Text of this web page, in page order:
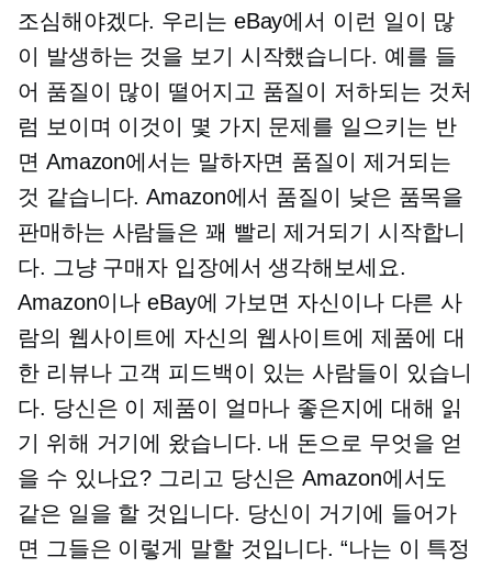
조심해야겠다. 우리는 eBay에서 이런 일이 많
이 발생하는 것을 보기 시작했습니다. 예를 들
어 품질이 많이 떨어지고 품질이 저하되는 것처
럼 보이며 이것이 몇 가지 문제를 일으키는 반
면 Amazon에서는 말하자면 품질이 제거되는
것 같습니다. Amazon에서 품질이 낮은 품목을
판매하는 사람들은 꽤 빨리 제거되기 시작합니
다. 그냥 구매자 입장에서 생각해보세요.
Amazon이나 eBay에 가보면 자신이나 다른 사
람의 웹사이트에 자신의 웹사이트에 제품에 대
한 리뷰나 고객 피드백이 있는 사람들이 있습니
다. 당신은 이 제품이 얼마나 좋은지에 대해 읽
기 위해 거기에 왔습니다. 내 돈으로 무엇을 얻
을 수 있나요? 그리고 당신은 Amazon에서도
같은 일을 할 것입니다. 당신이 거기에 들어가
면 그들은 이렇게 말할 것입니다. “나는 이 특정